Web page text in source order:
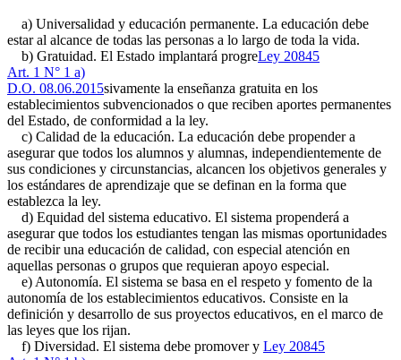
a) Universalidad y educación permanente. La educación debe
estar al alcance de todas las personas a lo largo de toda la vida.
b) Gratuidad. El Estado implantará progreLey 20845
Art. 1 N° 1 a)
D.O. 08.06.2015sivamente la enseñanza gratuita en los
establecimientos subvencionados o que reciben aportes permanentes
del Estado, de conformidad a la ley.
c) Calidad de la educación. La educación debe propender a
asegurar que todos los alumnos y alumnas, independientemente de
sus condiciones y circunstancias, alcancen los objetivos generales y
los estándares de aprendizaje que se definan en la forma que
establezca la ley.
d) Equidad del sistema educativo. El sistema propenderá a
asegurar que todos los estudiantes tengan las mismas oportunidades
de recibir una educación de calidad, con especial atención en
aquellas personas o grupos que requieran apoyo especial.
e) Autonomía. El sistema se basa en el respeto y fomento de la
autonomía de los establecimientos educativos. Consiste en la
definición y desarrollo de sus proyectos educativos, en el marco de
las leyes que los rijan.
f) Diversidad. El sistema debe promover y Ley 20845